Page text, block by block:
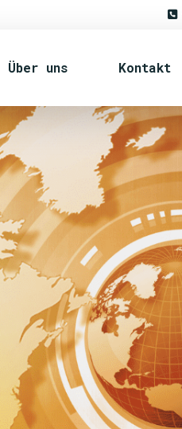
Über uns Kontakt